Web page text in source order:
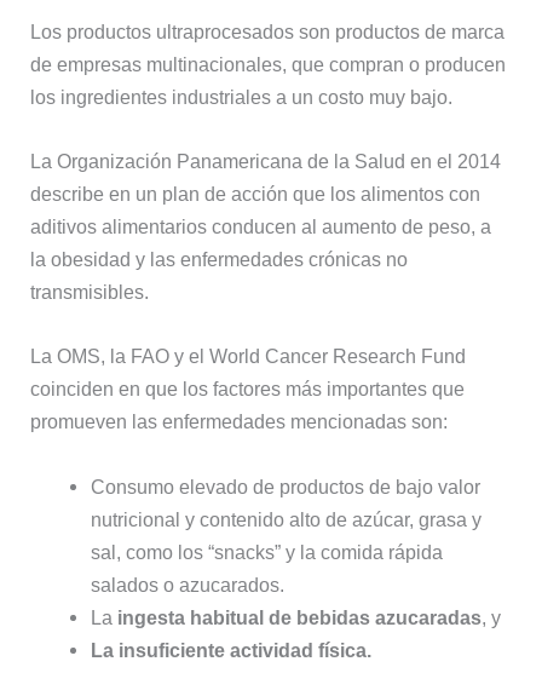
Los productos ultraprocesados son productos de marca
de empresas multinacionales, que compran o producen
los ingredientes industriales a un costo muy bajo.
La Organización Panamericana de la Salud en el 2014
describe en un plan de acción que los alimentos con
aditivos alimentarios conducen al aumento de peso, a
la obesidad y las enfermedades crónicas no
transmisibles.
La OMS, la FAO y el World Cancer Research Fund
coinciden en que los factores más importantes que
promueven las enfermedades mencionadas son:
Consumo elevado de productos de bajo valor
nutricional y contenido alto de azúcar, grasa y
sal, como los “snacks” y la comida rápida
salados o azucarados.
La ingesta habitual de bebidas azucaradas, y
La insuficiente actividad física.